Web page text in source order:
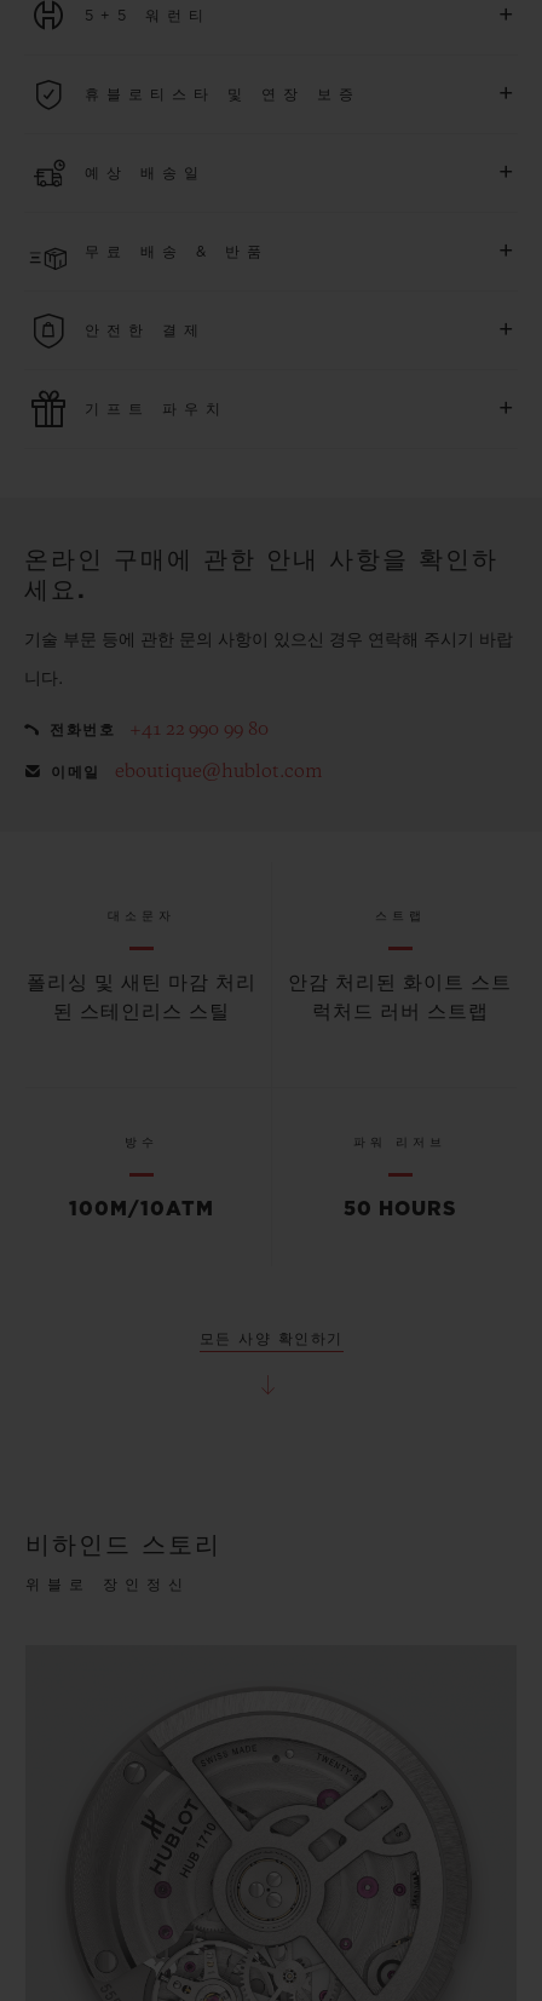
5+5 워런티 +
용됩니다.휴블로티스타 및 연장 보증 +
에 대해5 년 추가 워런티 혜택
또한 다양
더 알아보기
예상 배송일 +
다. *재고 상황에 따라 달라질 수 있습니다*.
무료 배송 & 반품 +
을 누려보세요
안전한 결제 +
모든 제품은 빠르고 안전하게 결제가 가능하며, 개인정보를 안
기프트 파우치 +
온라인 구매에 관한 안내 사항을 확인하
세요.
기술 부문 등에 관한 문의 사항이 있으신 경우 연락해 주시기 바랍
니다.
전화번호 +41 22 990 99 80
이메일 eboutique@hublot.com
대소문자
폴리싱 및 새틴 마감 처리
된 스테인리스 스틸
스트랩
안감 처리된 화이트 스트
럭처드 러버 스트랩
방수
100M/10ATM
파워 리저브
50 HOURS
모든 사양 확인하기
비하인드 스토리
위블로 장인정신